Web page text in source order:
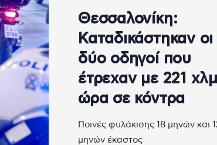
Θεσσαλονίκη:
Καταδικάστηκαν οι
δύο οδηγοί που
έτρεχαν με 221
ώρα σε κόντρα
Ποινές φυλάκισης 18 μηνών και
μηνών έκαστος